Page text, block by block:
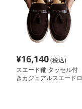
¥16,140(税込)
スエード靴 タッセル付
きカジュアルスエードロ